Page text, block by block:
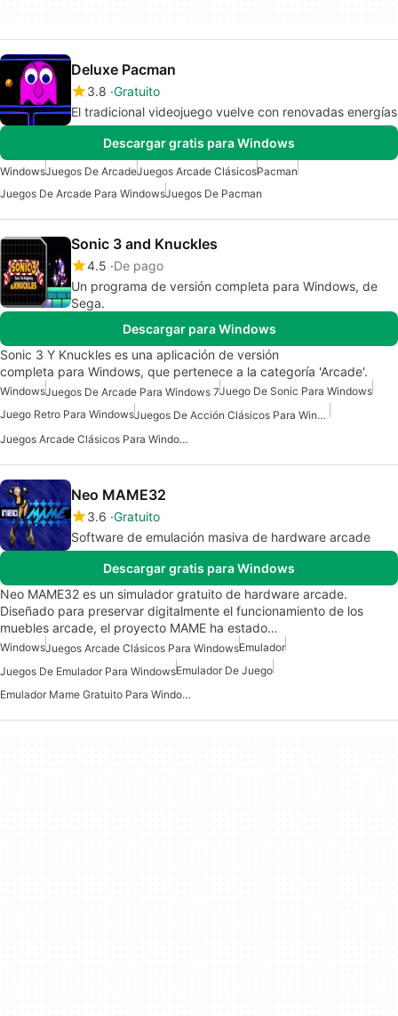
Deluxe Pacman
3.8 Gratuito
El tradicional videojuego vuelve con renovadas energías
Descargar gratis para Windows
WindowsJuegos De ArcadeJuegos Arcade ClásicosPacman
Juegos De Arcade Para WindowsJuegos De Pacman
Sonic 3 and Knuckles
4.5 De pago
Un programa de versión completa para Windows, de
Sega.
Descargar para Windows
Sonic 3 Y Knuckles es una aplicación de versión
completa para Windows, que pertenece a la categoría 'Arcade'.
WindowsJuegos De Arcade Para Windows 7Juego De Sonic Para Windows
Juego Retro Para Windows
Juegos De Acción Clásicos Para Windows
Juegos Arcade Clásicos Para Windows 10
Neo MAME32
3.6 Gratuito
Software de emulación masiva de hardware arcade
Descargar gratis para Windows
Neo MAME32 es un simulador gratuito de hardware arcade.
Diseñado para preservar digitalmente el funcionamiento de los
muebles arcade, el proyecto MAME ha estado…
WindowsJuegos Arcade Clásicos Para WindowsEmulador
Juegos De Emulador Para WindowsEmulador De Juego
Emulador Mame Gratuito Para Windows